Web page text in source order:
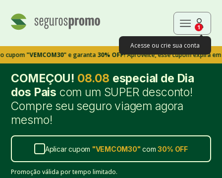
1
Acesse ou crie sua conta
"VEMCOM30"e garanta30% OFF!Aproveite, esse cupom expira em 9m39s
COMEÇOU! 08.08 especial de Dia
dos Pais com um SUPER desconto!
Compre seu seguro viagem agora
mesmo!
Aplicar cupom "VEMCOM30" com30% OFF
Promoção válida por tempo limitado.